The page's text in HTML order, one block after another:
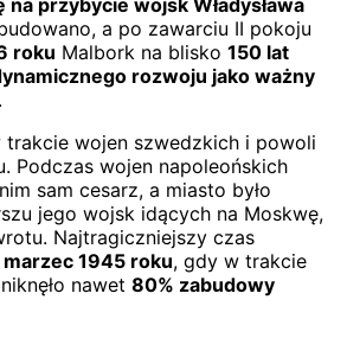
przybycie wojsk Władysława
a po zawarciu II pokoju
roku Malbork na blisko 150 lat
rozwoju jako ważny
.
trakcie wojen szwedzkich i powoli
Podczas wojen napoleońskich
sam cesarz, a miasto było
jego wojsk idących na Moskwę,
Najtragiczniejszy czas
marzec 1945 roku, gdy w trakcie
nawet 80% zabudowy